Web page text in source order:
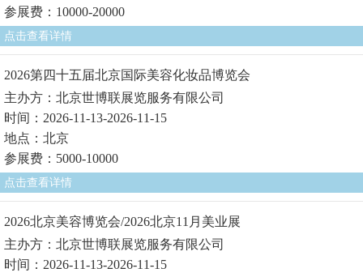
参展费：10000-20000
点击查看详情
2026第四十五届北京国际美容化妆品博览会
主办方：北京世博联展览服务有限公司
时间：2026-11-13-2026-11-15
地点：北京
参展费：5000-10000
点击查看详情
2026北京美容博览会/2026北京11月美业展
主办方：北京世博联展览服务有限公司
时间：2026-11-13-2026-11-15